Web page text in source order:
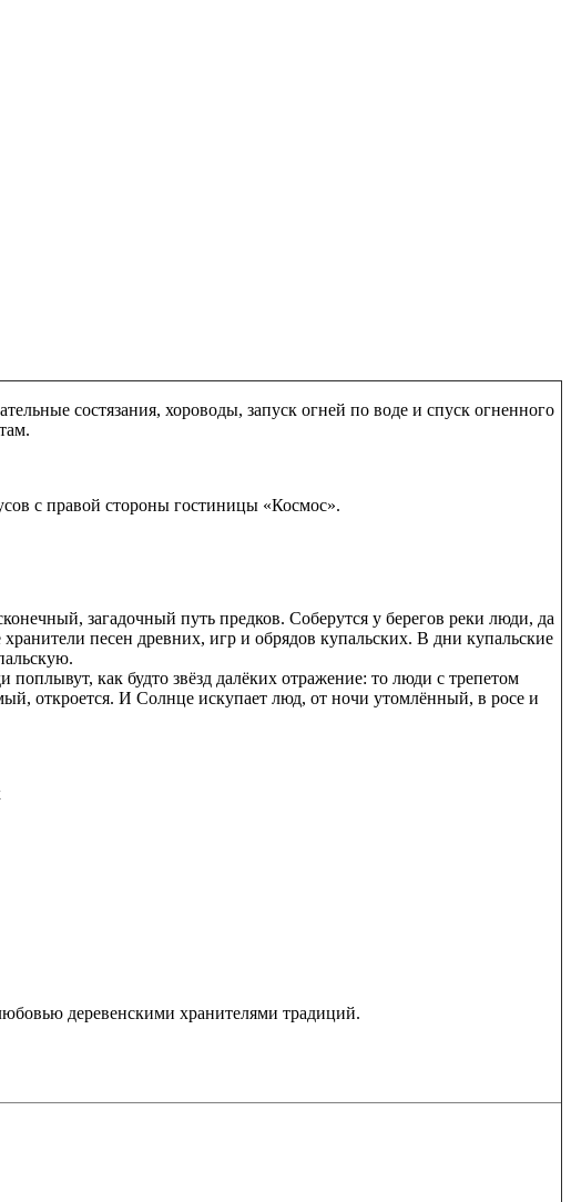
состязания, хороводы, запуск огней по воде и спуск огненного
с правой стороны гостиницы «Космос».
загадочный путь предков. Соберутся у берегов реки люди, да
песен древних, игр и обрядов купальских. В дни купальские
как будто звёзд далёких отражение: то люди с трепетом
откроется. И Солнце искупает люд, от ночи утомлённый, в росе и
деревенскими хранителями традиций.